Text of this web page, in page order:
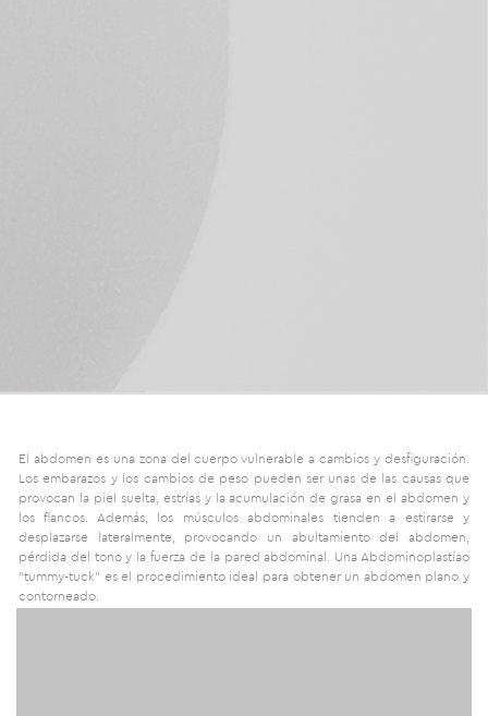
El abdomen es una zona del cuerpo vulnerable a cambios y desfiguración.
Los embarazos y los cambios de peso pueden ser unas de las causas que
provocan la piel suelta, estrías y la acumulación de grasa en el abdomen y
los flancos. Además, los músculos abdominales tienden a estirarse y
desplazarse lateralmente, provocando un abultamiento del abdomen,
pérdida del tono y la fuerza de la pared abdominal. Una Abdominoplastíao
“tummy-tuck” es el procedimiento ideal para obtener un abdomen plano y
contorneado.